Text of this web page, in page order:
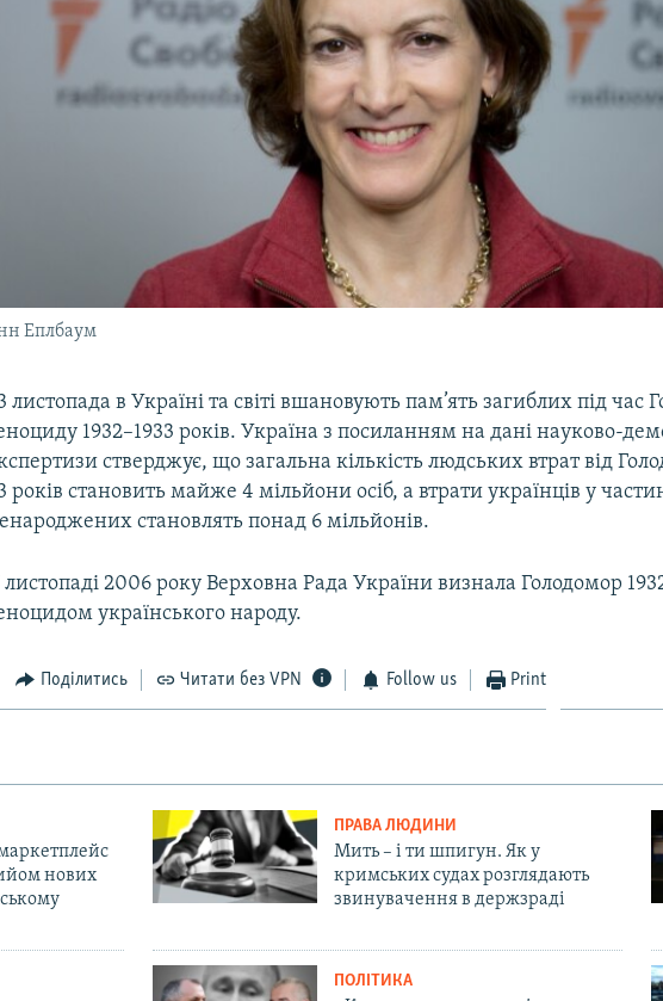
Еплбаум
листопада в Україні та світі вшановують пам’ять загиблих під час
1932–1933 років.​ Україна з посиланням на дані науково-
стверджує, що загальна кількість людських втрат від
років становить майже 4 мільйони осіб, а втрати українців у
становлять понад 6 мільйонів.​
2006 року Верховна Рада України визнала Голодомор
українського народу.
Поділитись Читати без VPN Follow us Print
нових
ПРАВА ЛЮДИНИ
Мить – і ти шпигун. Як у
кримських судах розглядають
звинувачення в держзраді
ПОЛІТИКА